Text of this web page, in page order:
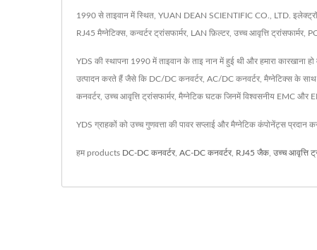
1990 से ताइवान में स्थित, YUAN DEAN SCIENTIFIC CO., LTD.
RJ45 मैग्नेटिक्स, कन्वर्टर ट्रांसफार्मर, LAN फ़िल्टर, उच्च आवृत्ति
YDS की स्थापना 1990 में ताइवान के ताइ नान में हुई थी और हमारा कारखाना
उत्पादन करते हैं जैसे कि DC/DC कनवर्टर, AC/DC कनवर्टर, मैग्नेटिक्स के
कनवर्टर, उच्च आवृत्ति ट्रांसफार्मर, मैग्नेटिक घटक जिनमें विश्वसनीय EMC और
YDS ग्राहकों को उच्च गुणवत्ता की पावर सप्लाई और मैग्नेटिक कंपोनेंट्स
हम products DC-DC कनवर्टर, AC-DC कनवर्टर, RJ45 जैक उच्च आवृत्ति